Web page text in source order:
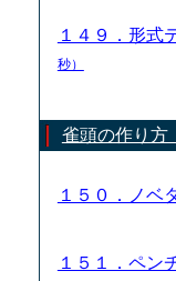
１４９．形式
秒）
雀頭の作り方
１５０．ノベ
１５１．ペン